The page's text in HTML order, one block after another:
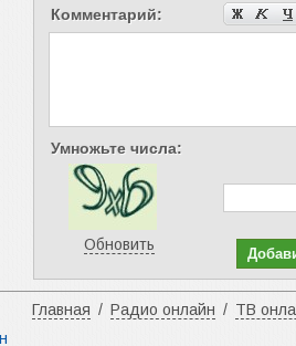
Комментарий:
Умножьте числа:
Обновить
Главная / Радио онлайн / ТВ